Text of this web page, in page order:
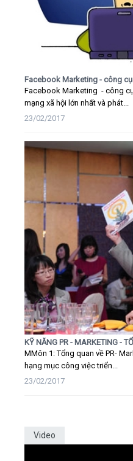
Facebook Marketing - công
Facebook Marketing - công
mạng xã hội lớn nhất và phát...
23/02/2017
KỸ NĂNG PR - MARKETING -
MMôn 1: Tổng quan về PR-
hạng mục công việc triển...
23/02/2017
Video